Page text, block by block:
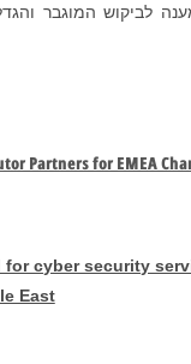
Partners for EMEA
cyber security
East